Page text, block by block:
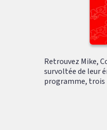
Retrouvez Mike,
survoltée de leur
programme, trois